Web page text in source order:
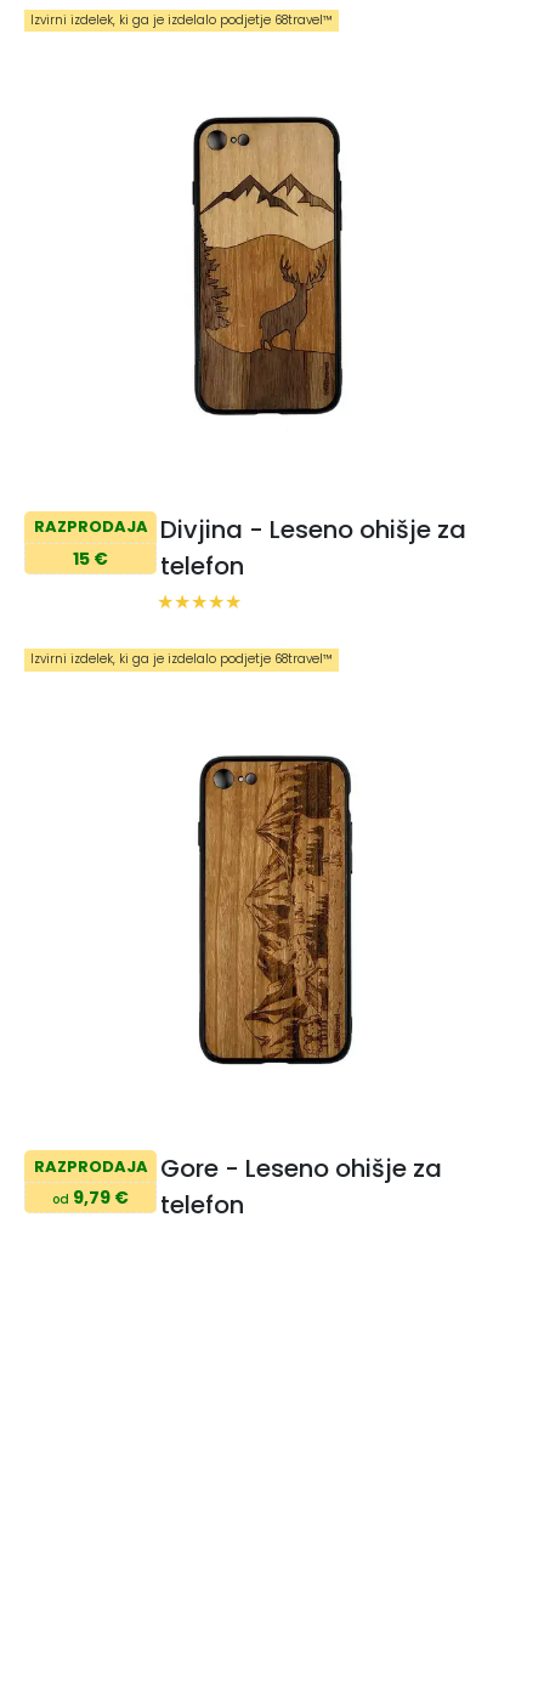
RAZPRODAJA
15 €
Divjina - Leseno ohišje za
telefon
Izvirni izdelek, ki ga je izdelalo podjetje 68travel™️
RAZPRODAJA
od 9,79 €
Gore - Leseno ohišje za
telefon
Izvirni izdelek, ki ga je izdelalo podjetje 68travel™️